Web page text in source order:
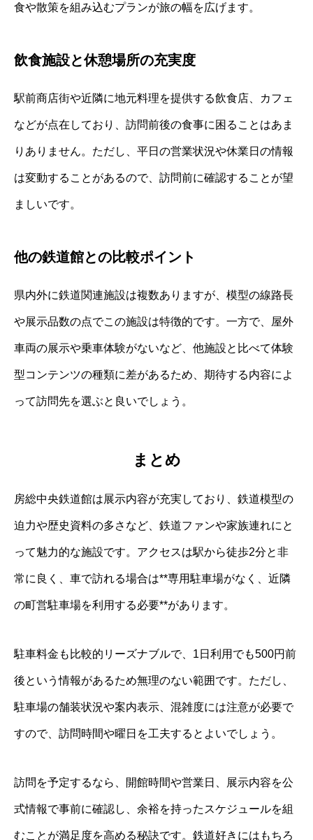
食や散策を組み込むプランが旅の幅を広げます。
飲食施設と休憩場所の充実度
駅前商店街や近隣に地元料理を提供する飲食店、カフェ
などが点在しており、訪問前後の食事に困ることはあま
りありません。ただし、平日の営業状況や休業日の情報
は変動することがあるので、訪問前に確認することが望
ましいです。
他の鉄道館との比較ポイント
県内外に鉄道関連施設は複数ありますが、模型の線路長
や展示品数の点でこの施設は特徴的です。一方で、屋外
車両の展示や乗車体験がないなど、他施設と比べて体験
型コンテンツの種類に差があるため、期待する内容によ
って訪問先を選ぶと良いでしょう。
まとめ
房総中央鉄道館は展示内容が充実しており、鉄道模型の
迫力や歴史資料の多さなど、鉄道ファンや家族連れにと
って魅力的な施設です。アクセスは駅から徒歩2分と非
常に良く、車で訪れる場合は**専用駐車場がなく、近隣
の町営駐車場を利用する必要**があります。
駐車料金も比較的リーズナブルで、1日利用でも500円前
後という情報があるため無理のない範囲です。ただし、
駐車場の舗装状況や案内表示、混雑度には注意が必要で
すので、訪問時間や曜日を工夫するとよいでしょう。
訪問を予定するなら、開館時間や営業日、展示内容を公
式情報で事前に確認し、余裕を持ったスケジュールを組
むことが満足度を高める秘訣です。鉄道好きにはもちろ